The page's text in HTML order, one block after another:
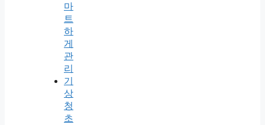
마
트
하
게
관
리
기
상
청
초